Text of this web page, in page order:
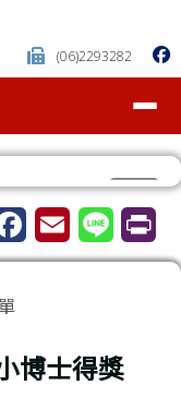
(06)2293282
⏸
博士得獎